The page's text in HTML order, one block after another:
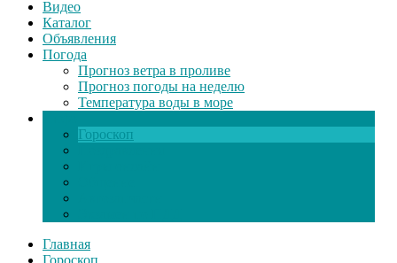
Видео
Каталог
Объявления
Погода
Прогноз ветра в проливе
Прогноз погоды на неделю
Температура воды в море
Гороскоп
Главная
Гороскоп